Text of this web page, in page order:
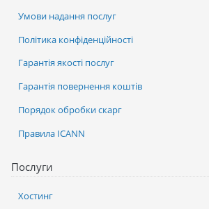
Послуги
Хостинг
Умови надання послуг
Політика конфіденційності
Гарантія якості послуг
Гарантія повернення коштів
Порядок обробки скарг
Правила ICANN